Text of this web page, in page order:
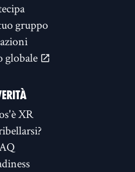
gruppo
globale
XR